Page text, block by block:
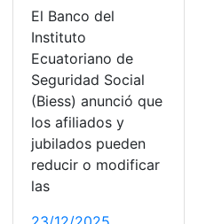
El Banco del
Instituto
Ecuatoriano de
Seguridad Social
(Biess) anunció que
los afiliados y
jubilados pueden
reducir o modificar
las